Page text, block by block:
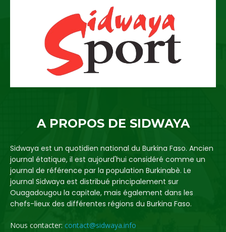
A PROPOS DE SIDWAYA
Sidwaya est un quotidien national du Burkina Faso. Ancien
journal étatique, il est aujourd'hui considéré comme un
journal de référence par la population Burkinabè. Le
journal Sidwaya est distribué principalement sur
Ouagadougou la capitale, mais également dans les
chefs-lieux des différentes régions du Burkina Faso.
Nous contacter: contact@sidwaya.info